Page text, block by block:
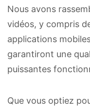
Nous avons
vidéos, y compris
applications
garantiront une
puissantes
Que vous optiez